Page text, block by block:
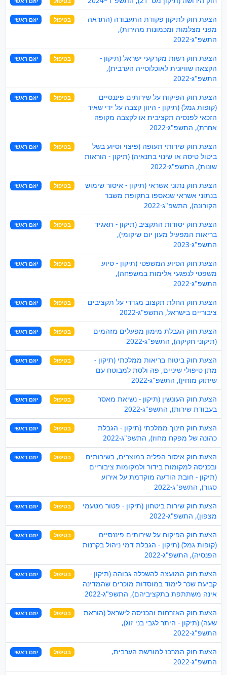
הצעת חוק לתיקון פקודת התעבורה (התראה
מפני מצלמות ומכמונות מהירות),
התשפ"ג-2022
בטיפול יוזם ראשי
הצעת חוק רשות מקרקעי ישראל (תיקון -
הקצאה שוויונית לאוכלוסייה הערבית),
התשפ"ג-2022
בטיפול יוזם ראשי
הצעת חוק הפיקוח על שירותים פיננסיים
(קופות גמל) (תיקון - היוון קצבה על ידי שאיר
הזכאי לפנסיה תקציבית או לקצבה מקופה
אחרת), התשפ"ג-2022
בטיפול יוזם ראשי
הצעת חוק שירותי תעופה (פיצוי וסיוע בשל
ביטול טיסה או שינוי בתנאיה) (תיקון - הוראות
שונות), התשפ"ג-2022
בטיפול יוזם ראשי
הצעת חוק נתוני אשראי (תיקון - איסור שימוש
בנתוני אשראי שנאספו בתקופת משבר
הקורונה), התשפ"ג-2022
בטיפול יוזם ראשי
הצעת חוק יסודות התקציב (תיקון - תאגיד
בריאות המפעיל מעון יום שיקומי),
התשפ"ג-2023
בטיפול יוזם ראשי
הצעת חוק הסיוע המשפטי (תיקון - סיוע
משפטי לנפגעי אלימות במשפחה),
התשפ"ג-2022
בטיפול יוזם ראשי
הצעת חוק החלת תקצוב מגדרי על תקציבים
ציבוריים בישראל, התשפ"ג-2022
בטיפול יוזם ראשי
הצעת חוק הגבלת מימון מפעלים מזהמים
(תיקוני חקיקה), התשפ"ג-2022
בטיפול יוזם ראשי
הצעת חוק ביטוח בריאות ממלכתי (תיקון -
מתן טיפולי שיניים, פה ולסת למבוטח עם
שיתוק מוחין), התשפ"ג-2022
בטיפול יוזם ראשי
הצעת חוק העונשין (תיקון - נשיאת מאסר
בעבודת שירות), התשפ"ג-2022
בטיפול יוזם ראשי
הצעת חוק חינוך ממלכתי (תיקון - הגבלת
כהונה של מפקח מחוז), התשפ"ג-2022
בטיפול יוזם ראשי
הצעת חוק איסור הפליה במוצרים, בשירותים
ובכניסה למקומות בידור ולמקומות ציבוריים
(תיקון - חובת הודעה מוקדמת על אירוע
סגור), התשפ"ג-2022
בטיפול יוזם ראשי
הצעת חוק שירות ביטחון (תיקון - פטור מטעמי
מצפון), התשפ"ג-2022
בטיפול יוזם ראשי
הצעת חוק הפיקוח על שירותים פיננסיים
(קופות גמל) (תיקון - הגבלת דמי ניהול בקרנות
הפנסיה), התשפ"ג-2022
בטיפול יוזם ראשי
הצעת חוק המועצה להשכלה גבוהה (תיקון -
קביעת שכר לימוד במוסדות מוכרים שהמדינה
אינה משתתפת בתקציביהם), התשפ"ג-2022
בטיפול יוזם ראשי
הצעת חוק האזרחות והכניסה לישראל (הוראת
שעה) (תיקון - היתר לגבי בני זוג),
התשפ"ג-2022
בטיפול יוזם ראשי
הצעת חוק המרכז למורשת הערבית,
התשפ"ג-2022
בטיפול יוזם ראשי